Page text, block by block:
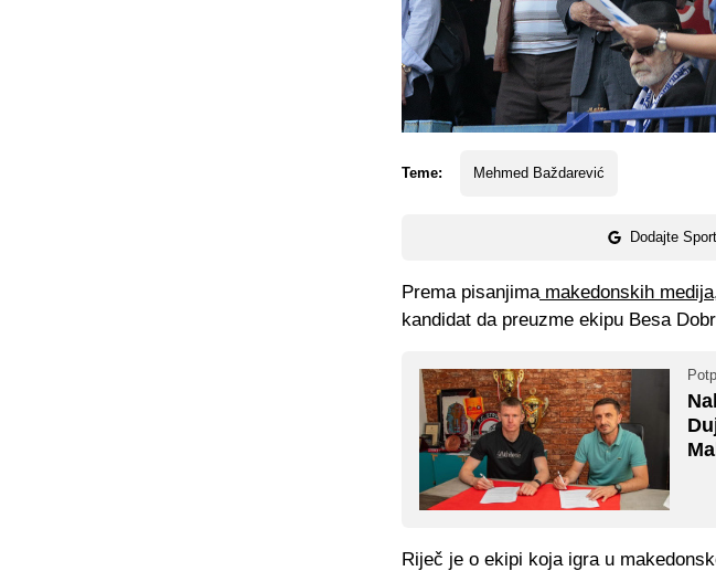
Teme: Mehmed Baždarević
Dodajte
Prema pisanjima makedonskih medija
kandidat da preuzme ekipu Besa
Riječ je o ekipi koja igra u